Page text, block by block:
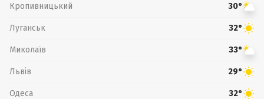
Кропивницький 30°
Луганськ 32°
Миколаїв 33°
Львів 29°
Одеса 32°